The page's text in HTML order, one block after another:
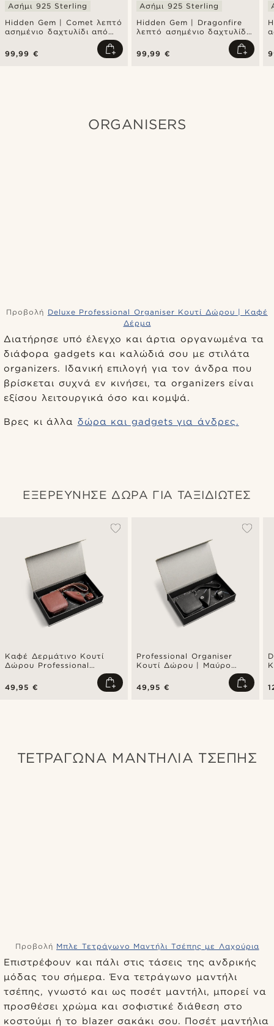
Hidden Gem | Comet λεπτό
ασημένιο δαχτυλίδι από
Ασήμι 925 Sterling
99,99 €
Hidden Gem | Dragonfire
λεπτό ασημένιο δαχτυλίδι
από ασήμι 925 sterling
Ασήμι 925 Sterling
99,99 €
ORGANISERS
Προβολή Deluxe Professional Organiser Κουτί Δώρου | Καφέ
Δέρμα
Διατήρησε υπό έλεγχο και άρτια οργανωμένα τα
διάφορα gadgets και καλώδιά σου με στιλάτα
organizers. Ιδανική επιλογή για τον άνδρα που
βρίσκεται συχνά εν κινήσει, τα organizers είναι
εξίσου λειτουργικά όσο και κομψά.
Βρες κι άλλα δώρα και gadgets για άνδρες.
ΕΞΕΡΕΥΝΗΣΕ ΔΩΡΑ ΓΙΑ ΤΑΞΙΔΙΩΤΕΣ
Καφέ Δερμάτινο Κουτί
Δώρου Professional
49,95 €
Professional Organiser
Κουτί Δώρου | Μαύρο
49,95 €
ΤΕΤΡΑΓΩΝΑ ΜΑΝΤΗΛΙΑ ΤΣΕΠΗΣ
Προβολή Μπλε Τετράγωνο Μαντήλι Τσέπης με Λαχούρια
Επιστρέφουν και πάλι στις τάσεις της ανδρικής
μόδας του σήμερα. Ένα τετράγωνο μαντήλι
τσέπης, γνωστό και ως ποσέτ μαντήλι, μπορεί να
προσθέσει χρώμα και σοφιστικέ διάθεση στο
κοστούμι ή το blazer σακάκι σου. Ποσέτ μαντήλια